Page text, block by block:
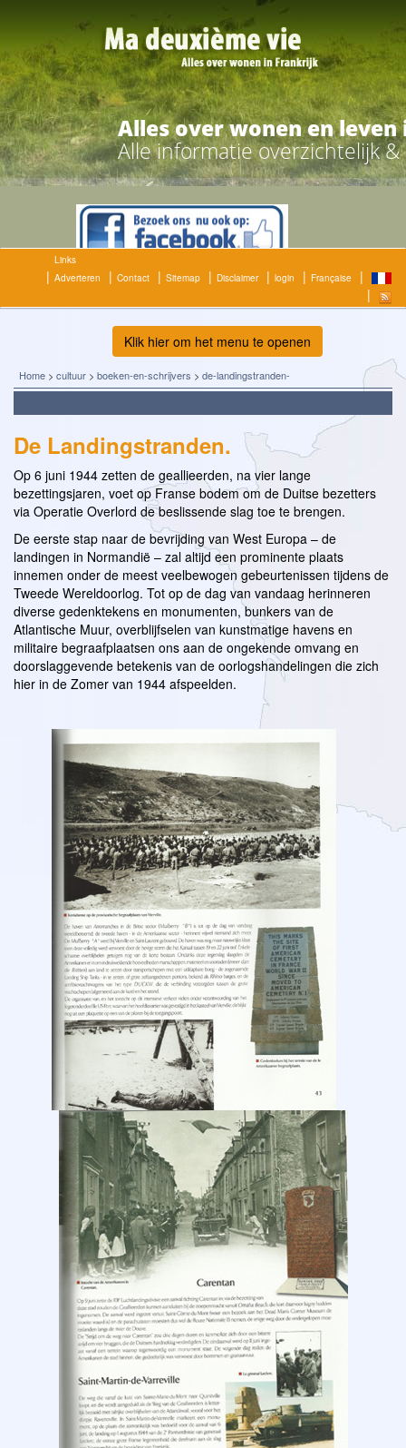
Alles over wonen en
Alle informatie overzichtelijk
Links
Adverteren
Contact Sitemap Disclaimer login Française
Klik hier om het menu te openen
Home > cultuur > boeken-en-schrijvers > de-landingstranden-
De Landingstranden.
Op 6 juni 1944 zetten de geallieerden, na vier lange
bezettingsjaren, voet op Franse bodem om de Duitse bezetters
via Operatie Overlord de beslissende slag toe te brengen.
De eerste stap naar de bevrijding van West Europa – de
landingen in Normandië – zal altijd een prominente plaats
innemen onder de meest veelbewogen gebeurtenissen tijdens de
Tweede Wereldoorlog. Tot op de dag van vandaag herinneren
diverse gedenktekens en monumenten, bunkers van de
Atlantische Muur, overblijfselen van kunstmatige havens en
militaire begraafplaatsen ons aan de ongekende omvang en
doorslaggevende betekenis van de oorlogshandelingen die zich
hier in de Zomer van 1944 afspeelden.